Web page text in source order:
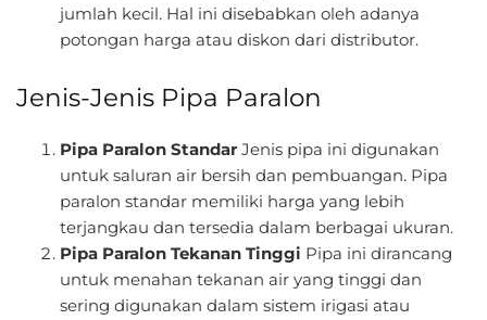
jumlah kecil. Hal ini disebabkan oleh adanya
potongan harga atau diskon dari distributor.
Jenis-Jenis Pipa Paralon
Pipa Paralon Standar Jenis pipa ini digunakan
untuk saluran air bersih dan pembuangan. Pipa
paralon standar memiliki harga yang lebih
terjangkau dan tersedia dalam berbagai ukuran.
Pipa Paralon Tekanan Tinggi Pipa ini dirancang
untuk menahan tekanan air yang tinggi dan
sering digunakan dalam sistem irigasi atau